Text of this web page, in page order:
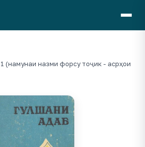
(намунаи назми форсу тоҷик - асрҳои